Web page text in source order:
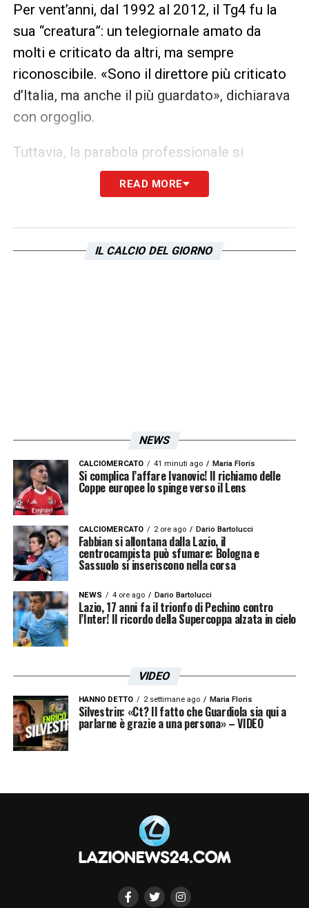
Per vent’anni, dal 1992 al 2012, il Tg4 fu la
sua “creatura”: un telegiornale amato da
molti e criticato da altri, ma sempre
riconoscibile. «Sono il direttore più criticato
d’Italia, ma anche il più guardato», dichiarava
con orgoglio.
Tuttavia, la parabola professionale si
interruppe bruscamente nel 2012, quando
Fede fu coinvolto nell’inchiesta Ruby. Dopo
«Sono caduto, ma non ho mai smesso di
anche a distanza, e aveva definito la sua
perdita come «il dolore più grande» della sua
vita.
Con lamorte di Emilio Fede , l’Italia perde
una figura controversa, ma centrale, nel
racconto mediatico degli ultimi decenni.
LA PLAYLIST DELLE NOSTRE TOP NEWS
READ MORE
IL CALCIO DEL GIORNO
NEWS
CALCIOMERCATO 41 minuti ago Maria Floris
Si complica l’affare Ivanovic! Il richiamo delle
Coppe europee lo spinge verso il Lens
CALCIOMERCATO 2 ore ago Dario Bartolucci
Fabbian si allontana dalla Lazio, il
centrocampista può sfumare: Bologna e
Sassuolo si inseriscono nella corsa
NEWS 4 ore ago Dario Bartolucci
Lazio, 17 anni fa il trionfo di Pechino contro
l’Inter! Il ricordo della Supercoppa alzata in cielo
VIDEO
HANNO DETTO 2 settimane ago Maria Floris
Silvestrin: «Ct? Il fatto che Guardiola sia qui a
parlarne è grazie a una persona» – VIDEO